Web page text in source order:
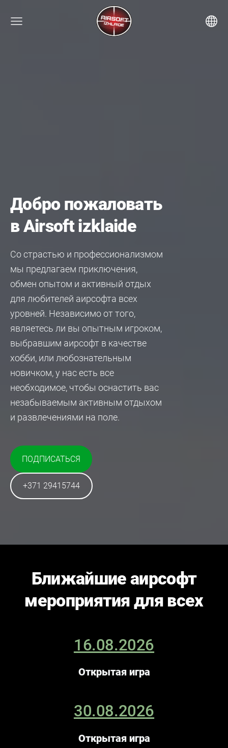
Добро пожаловать
в Airsoft izklaide
Со страстью и профессионализмом
мы предлагаем приключения,
обмен опытом и активный отдых
для любителей аирсофта всех
уровней. Независимо от того,
являетесь ли вы опытным игроком,
выбравшим аирсофт в качестве
хобби, или любознательным
новичком, у нас есть все
необходимое, чтобы оснастить вас
незабываемым активным отдыхом
и развлечениями на поле.
ПОДПИСАТЬСЯ
​+371 29415744​
Ближайшие аирсофт
мероприятия для всех
16.08.2026
Открытая игра
30.08.2026
Открытая игра